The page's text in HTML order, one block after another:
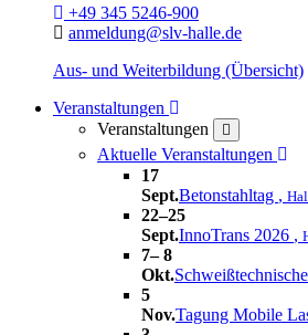
Telefon:
+49 345 5246-900
E-Mail:
anmeldung@slv-halle.de
Aus- und Weiterbildung (Übersicht)
Veranstaltungen
Veranstaltungen
Aktuelle Veranstaltungen
17
Sept.Betonstahltag ,
22–25
Sept.InnoTrans 2026 ,
7– 8
Okt.
5
Nov.Tagung Mobile